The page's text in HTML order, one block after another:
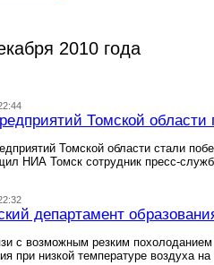
2010 года
Томской
Томской области стали
НИА Томск сотрудник пресс-
департамент
с возможным резким
при низкой температуре воздуха